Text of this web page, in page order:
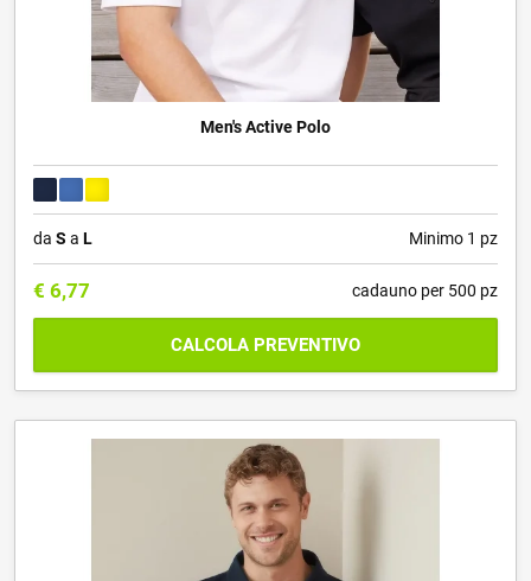
Men's Active Polo
da S a L Minimo 1 pz
€ 6,77 cadauno per 500 pz
CALCOLA PREVENTIVO